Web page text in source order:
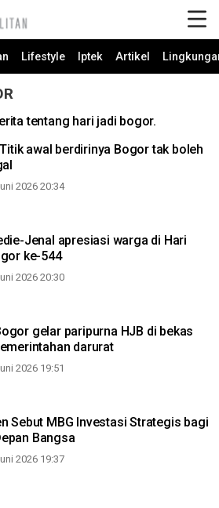
Lifestyle Iptek Artikel
tentang hari jadi bogor.
awal berdirinya Bogor tak boleh
2026 20:34
Jenal apresiasi warga di Hari
ke-544
2026 20:30
gelar paripurna HJB di bekas
darurat
2026 19:51
Sebut MBG Investasi Strategis bagi
Bangsa
2026 19:37